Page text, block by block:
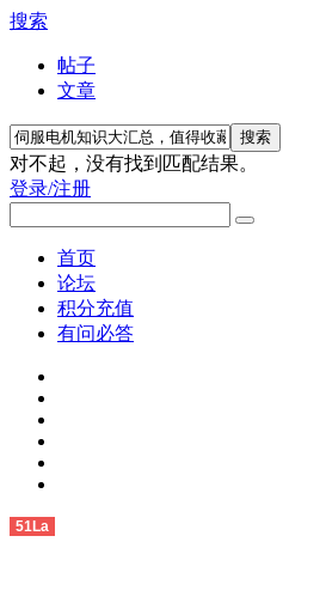
搜索
帖子
文章
搜索
对不起，没有找到匹配结果。
登录/注册
首页
论坛
积分充值
有问必答
51La